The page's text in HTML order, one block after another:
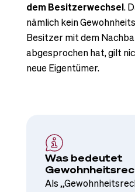
dem Besitzerwechsel.
nämlich kein
Besitzer mit dem
abgesprochen hat, gilt
neue Eigentümer.
Was bedeutet
Als